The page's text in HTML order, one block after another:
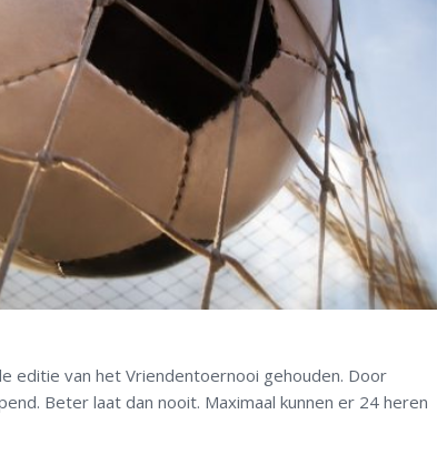
editie van het Vriendentoernooi gehouden. Door
Beter laat dan nooit. Maximaal kunnen er 24 heren